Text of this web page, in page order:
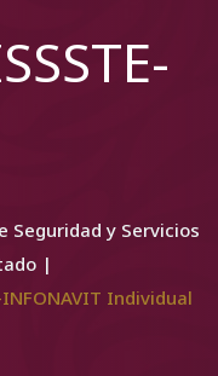
Seguridad y Servicios
|
Individual